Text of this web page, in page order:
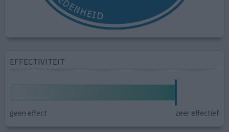
EFFECTIVITEIT
geen effect zeer effectief